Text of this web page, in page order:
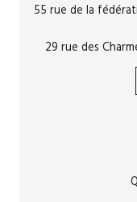
55 rue de la
29 rue des